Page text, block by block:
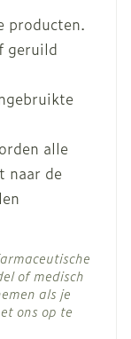
(15°C -
producten.
geruild
alle
naar de
of medisch
als je
ons op te